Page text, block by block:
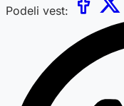
Podeli vest: